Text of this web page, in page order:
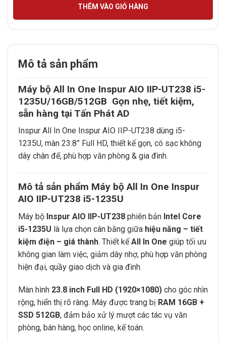
THÊM VÀO GIỎ HÀNG
Mô tả sản phẩm
Máy bộ All In One Inspur AIO IIP-UT238 i5-
1235U/16GB/512GB Gọn nhẹ, tiết kiệm,
sẵn hàng tại Tấn Phát AD
Inspur All In One Inspur AIO IIP-UT238 dùng i5-
1235U, màn 23.8” Full HD, thiết kế gọn, có sạc không
dây chân đế, phù hợp văn phòng & gia đình.
Mô tả sản phẩm Máy bộ All In One Inspur
AIO IIP-UT238 i5-1235U
Máy bộ Inspur AIO IIP-UT238 phiên bản Intel Core
i5-1235U là lựa chọn cân bằng giữa hiệu năng – tiết
kiệm điện – giá thành. Thiết kếAll In One giúp tối ưu
không gian làm việc, giảm dây nhợ, phù hợp văn phòng
hiện đại, quầy giao dịch và gia đình.
Màn hình 23.8 inch Full HD (1920×1080) cho góc nhìn
rộng, hiển thị rõ ràng. Máy được trang bị RAM 16GB +
SSD 512GB, đảm bảo xử lý mượt các tác vụ văn
phòng, bán hàng, học online, kế toán.